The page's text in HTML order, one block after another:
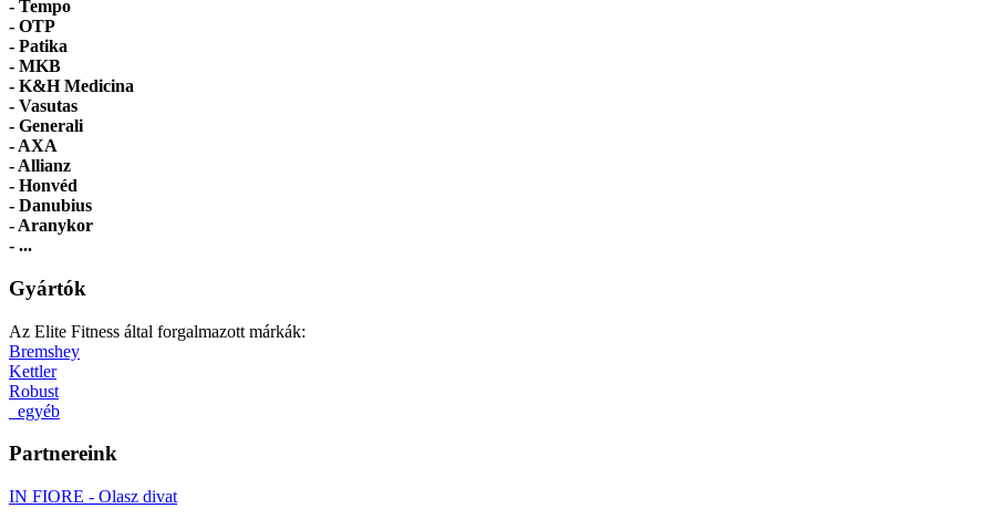
- Tempo
- OTP
- Patika
- MKB
- K&H Medicina
- Vasutas
- Generali
- AXA
- Allianz
- Honvéd
- Danubius
- Aranykor
- ...
Gyártók
Az Elite Fitness által forgalmazott márkák:
Bremshey
Kettler
Robust
_egyéb
Partnereink
IN FIORE - Olasz divat